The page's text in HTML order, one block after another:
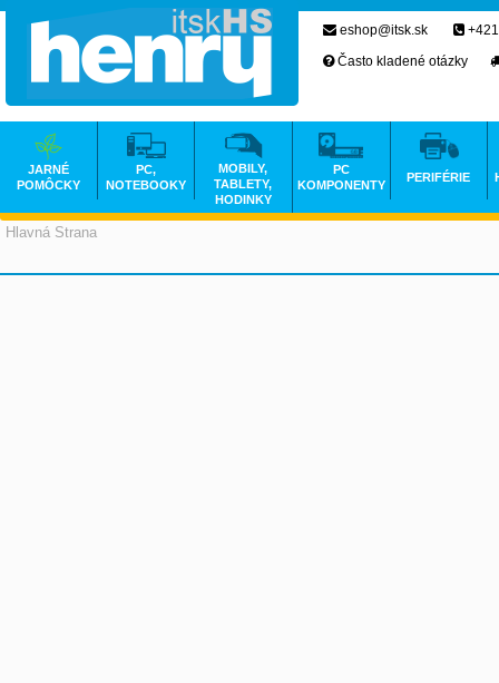
Hlavná Strana
eshop@itsk.sk
Často kladené otázky
JARNÉ
POMÔCKY
PC,
NOTEBOOKY
MOBILY,
TABLETY,
HODINKY
PC
KOMPONENTY
PERIFÉRIE